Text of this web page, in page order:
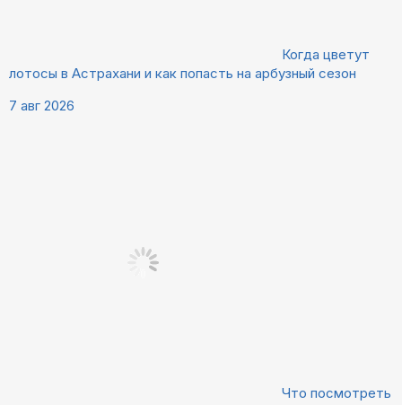
Когда цветут
лотосы в Астрахани и как попасть на арбузный сезон
7 авг 2026
Что посмотреть